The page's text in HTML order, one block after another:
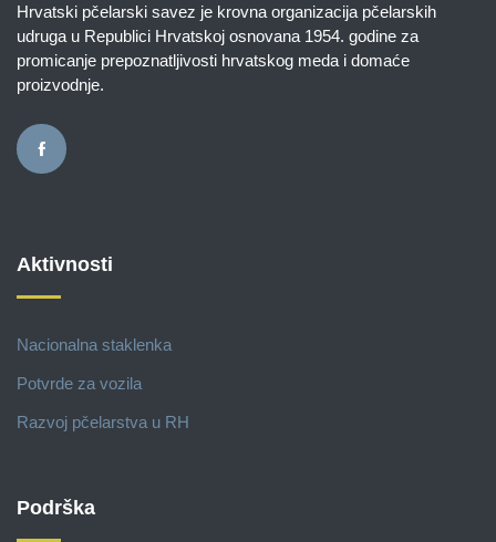
Hrvatski pčelarski savez je krovna organizacija pčelarskih
udruga u Republici Hrvatskoj osnovana 1954. godine za
promicanje prepoznatljivosti hrvatskog meda i domaće
proizvodnje.
Aktivnosti
Nacionalna staklenka
Potvrde za vozila
Razvoj pčelarstva u RH
Podrška